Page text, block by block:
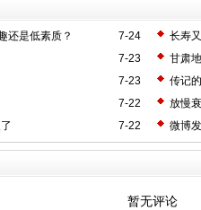
7-24
还是低素质？
长寿
7-23
甘肃
7-23
传记
7-22
放慢
7-22
微博
暂无评论